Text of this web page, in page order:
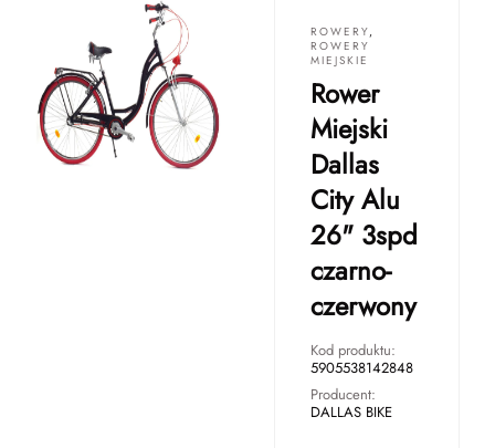
ROWERY,
ROWERY
MIEJSKIE
Rower
Miejski
Dallas
City Alu
26" 3spd
czarno-
czerwony
Kod produktu:
5905538142848
Producent:
DALLAS BIKE